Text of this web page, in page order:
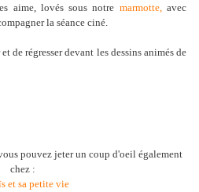
aime, lovés sous notre marmotte,avec
la séance ciné.
de régresser devant les dessins animés de
pouvez jeter un coup d'oeil également
chez :
et sa petite vie